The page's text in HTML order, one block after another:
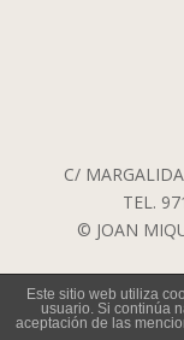
C/
TEL.
© JOAN
Este sitio web utiliza
usuario. Si continúa
aceptación de las